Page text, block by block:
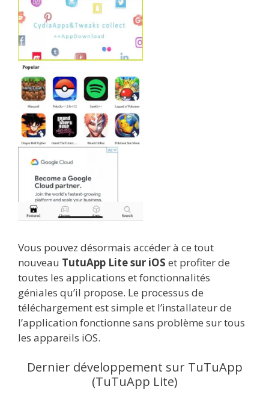
Vous pouvez désormais accéder à ce tout
nouveau TutuApp Lite sur iOS et profiter de
toutes les applications et fonctionnalités
géniales qu’il propose. Le processus de
téléchargement est simple et l’installateur de
l’application fonctionne sans problème sur tous
les appareils iOS.
Dernier développement sur TuTuApp
(TuTuApp Lite)